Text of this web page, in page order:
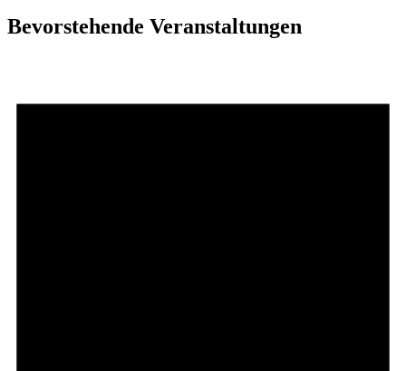
Bevorstehende Veranstaltungen